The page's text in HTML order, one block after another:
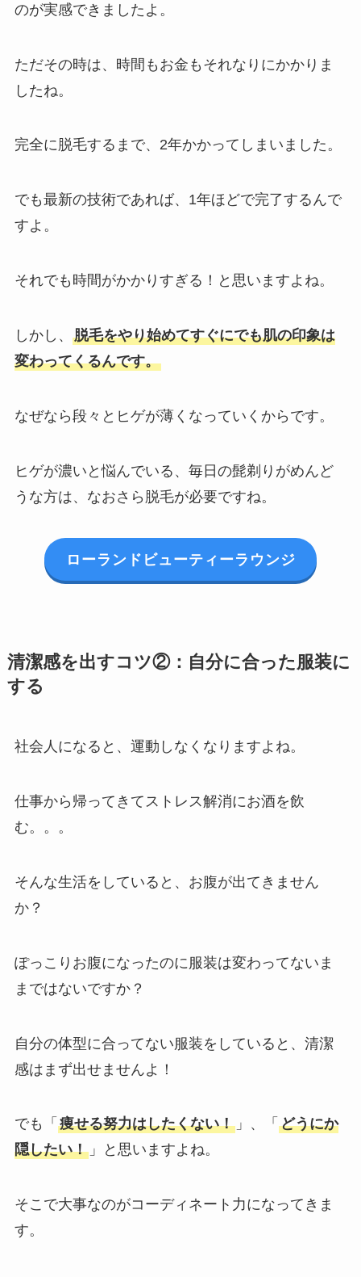
のが実感できましたよ。
ただその時は、時間もお金もそれなりにかかりま
したね。
完全に脱毛するまで、2年かかってしまいました。
でも最新の技術であれば、1年ほどで完了するんで
すよ。
それでも時間がかかりすぎる！と思いますよね。
しかし、 脱毛をやり始めてすぐにでも肌の印象は
変わってくるんです。
なぜなら段々とヒゲが薄くなっていくからです。
ヒゲが濃いと悩んでいる、毎日の髭剃りがめんど
うな方は、なおさら脱毛が必要ですね。
ローランドビューティーラウンジ
清潔感を出すコツ②：自分に合った服装に
する
社会人になると、運動しなくなりますよね。
仕事から帰ってきてストレス解消にお酒を飲
む。。。
そんな生活をしていると、お腹が出てきません
か？
ぽっこりお腹になったのに服装は変わってないま
まではないですか？
自分の体型に合ってない服装をしていると、清潔
感はまず出せませんよ！
でも「 痩せる努力はしたくない！」、「 どうにか
隠したい！」と思いますよね。
そこで大事なのがコーディネート力になってきま
す。